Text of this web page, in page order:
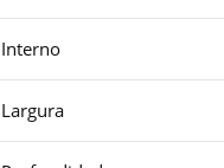
Interno
Largura